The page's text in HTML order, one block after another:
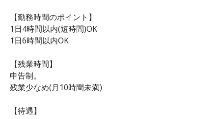
【勤務時間のポイント】
1日4時間以内(短時間)OK
1日6時間以内OK
【残業時間】
申告制。
残業少なめ(月10時間未満)
【待遇】